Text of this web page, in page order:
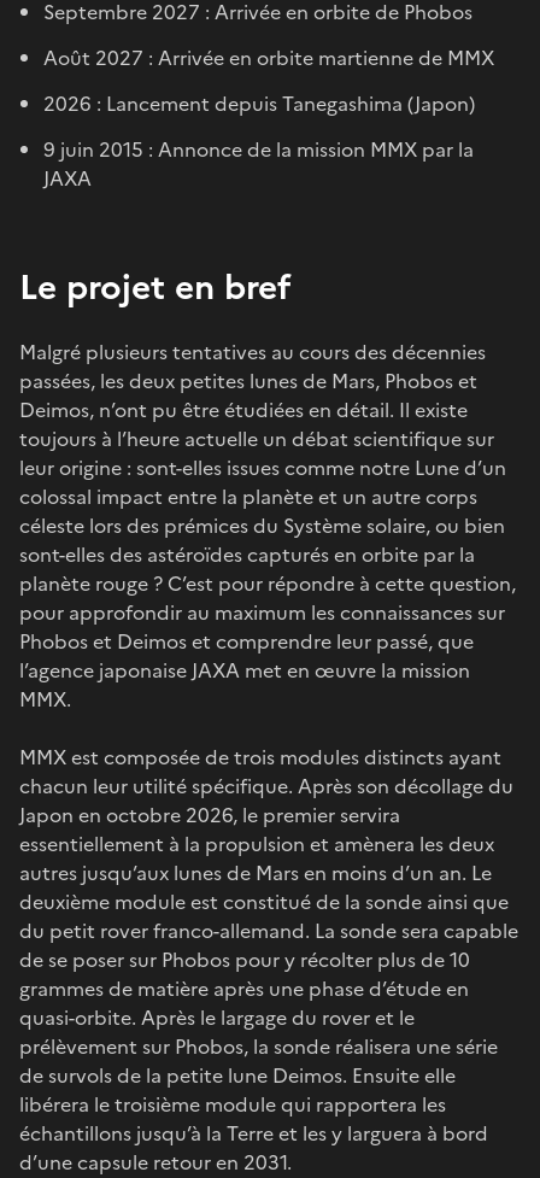
Septembre 2027 : Arrivée en orbite de Phobos
Août 2027 : Arrivée en orbite martienne de MMX
2026 : Lancement depuis Tanegashima (Japon)
9 juin 2015 : Annonce de la mission MMX par la
JAXA
Le projet en bref
Malgré plusieurs tentatives au cours des décennies
passées, les deux petites lunes de Mars, Phobos et
Deimos, n’ont pu être étudiées en détail. Il existe
toujours à l’heure actuelle un débat scientifique sur
leur origine : sont-elles issues comme notre Lune d’un
colossal impact entre la planète et un autre corps
céleste lors des prémices du Système solaire, ou bien
sont-elles des astéroïdes capturés en orbite par la
planète rouge ? C’est pour répondre à cette question,
pour approfondir au maximum les connaissances sur
Phobos et Deimos et comprendre leur passé, que
l’agence japonaise JAXA met en œuvre la mission
MMX.
MMX est composée de trois modules distincts ayant
chacun leur utilité spécifique. Après son décollage du
Japon en octobre 2026, le premier servira
essentiellement à la propulsion et amènera les deux
autres jusqu’aux lunes de Mars en moins d’un an. Le
deuxième module est constitué de la sonde ainsi que
du petit rover franco-allemand. La sonde sera capable
de se poser sur Phobos pour y récolter plus de 10
grammes de matière après une phase d’étude en
quasi-orbite. Après le largage du rover et le
prélèvement sur Phobos, la sonde réalisera une série
de survols de la petite lune Deimos. Ensuite elle
libérera le troisième module qui rapportera les
échantillons jusqu’à la Terre et les y larguera à bord
d’une capsule retour en 2031.